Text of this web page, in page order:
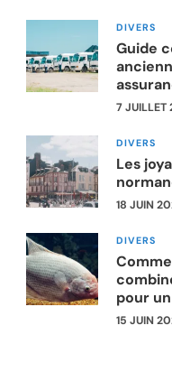
DIVERS
Guide
7 JUILLET
DIVERS
Les
18 JUIN
DIVERS
pour
15 JUIN